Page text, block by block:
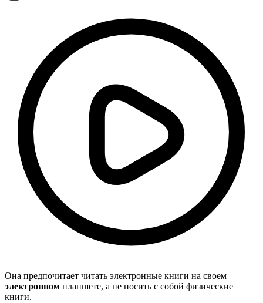
Она предпочитает читать электронные книги на своем
электронном планшете, а не носить с собой физические
книги.